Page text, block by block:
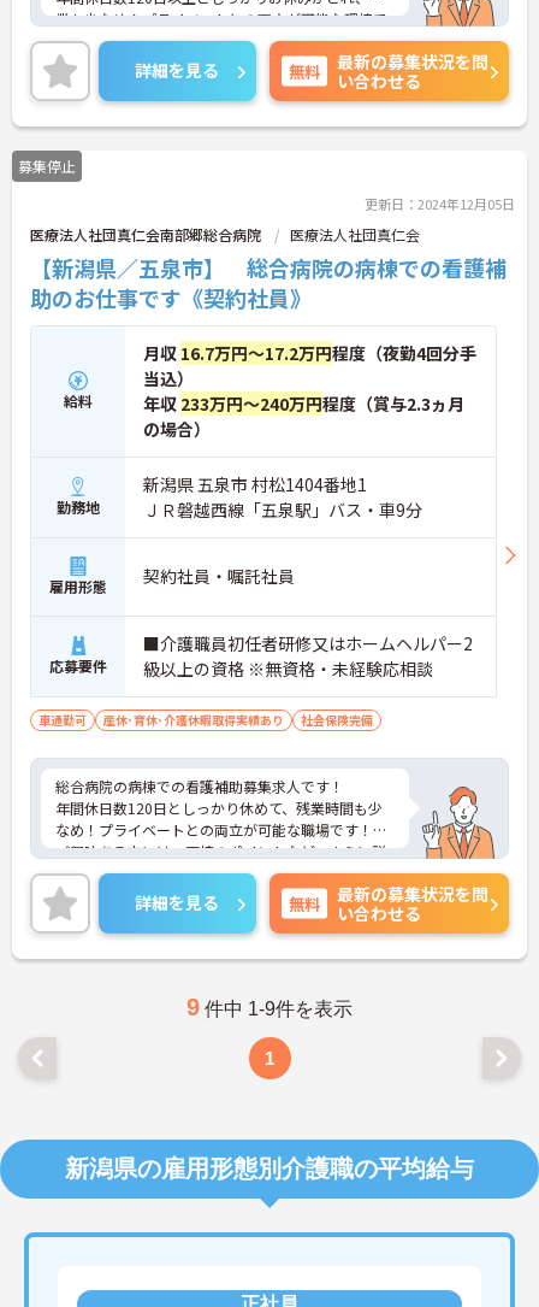
業も少なめ！プライベートとの両立が可能な環境で
す！
ご興味ある方には、面接のポイントなど、さらに詳
細をお話致しますのでお気軽にご相談ください。
詳細を見る 無料
最新の募集状況を問
い合わせる
募集停止
更新日：2024年12月05日
医療法人社団真仁会南部郷総合病院 医療法人社団真仁会
【新潟県／五泉市】 総合病院の病棟での看護補
助のお仕事です《契約社員》
給料
月収 16.7万円～17.2万円程度（夜勤4回分手
当込）
年収 233万円～240万円程度（賞与2.3ヵ月
の場合）
勤務地
新潟県 五泉市 村松1404番地1
ＪＲ磐越西線「五泉駅」バス・車9分
雇用形態 契約社員・嘱託社員
応募要件
■介護職員初任者研修又はホームヘルパー2
級以上の資格 ※無資格・未経験応相談
車通勤可 産休･育休･介護休暇取得実績あり 社会保険完備
総合病院の病棟での看護補助募集求人です！
年間休日数120日としっかり休めて、残業時間も少
なめ！プライベートとの両立が可能な職場です！
ご興味ある方には、面接のポイントなど、さらに詳
細をお話致しますのでお気軽にご相談ください。
詳細を見る 無料
最新の募集状況を問
い合わせる
9 件中 1-9件を表示
1
新潟県の雇用形態別介護職の平均給与